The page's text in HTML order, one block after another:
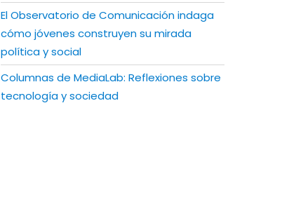
El Observatorio de Comunicación indaga
cómo jóvenes construyen su mirada
política y social
Columnas de MediaLab: Reflexiones sobre
tecnología y sociedad